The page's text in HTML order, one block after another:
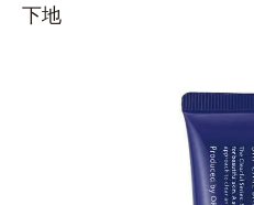
下地